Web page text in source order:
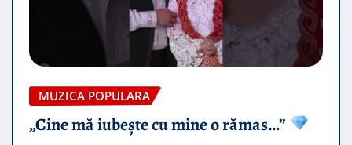
MUZICA POPULARA
„Cine mă iubește cu mine o rămas…”